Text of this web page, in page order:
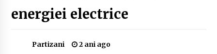
Delta Dunării
2 ani ago
Cele mai bune locuri pentru pescuitul crapului
energiei electrice
Partizani 2 ani ago